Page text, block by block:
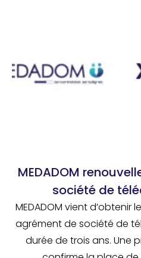
MEDADOM
société de
MEDADOM vient
agrément de société de
durée de trois ans. Une